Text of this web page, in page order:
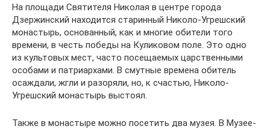
На площади Святителя Николая в центре города
Дзержинский находится старинный Николо-Угрешский
монастырь, основанный, как и многие обители того
времени, в честь победы на Куликовом поле. Это одно
из культовых мест, часто посещаемых царственными
особами и патриархами. В смутные времена обитель
осаждали, жгли и разоряли, но, к счастью, Николо-
Угрешский монастырь выстоял.
Также в монастыре можно посетить два музея. В Музее-